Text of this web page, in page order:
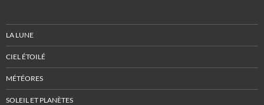
LA LUNE
CIEL ÉTOILÉ
MÉTÉORES
SOLEIL ET PLANÈTES